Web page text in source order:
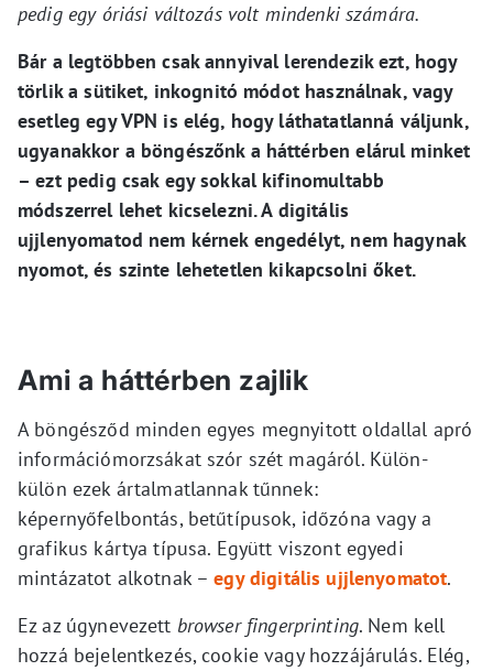
pedig egy óriási változás volt mindenki számára.
Bár a legtöbben csak annyival lerendezik ezt, hogy
törlik a sütiket, inkognitó módot használnak, vagy
esetleg egy VPN is elég, hogy láthatatlanná váljunk,
ugyanakkor a böngészőnk a háttérben elárul minket
– ezt pedig csak egy sokkal kifinomultabb
módszerrel lehet kicselezni. A digitális
ujjlenyomatod nem kérnek engedélyt, nem hagynak
nyomot, és szinte lehetetlen kikapcsolni őket.
Ami a háttérben zajlik
A böngésződ minden egyes megnyitott oldallal apró
információmorzsákat szór szét magáról. Külön-
külön ezek ártalmatlannak tűnnek:
képernyőfelbontás, betűtípusok, időzóna vagy a
grafikus kártya típusa. Együtt viszont egyedi
mintázatot alkotnak –egy digitális ujjlenyomatot.
Ez az úgynevezett browser fingerprinting. Nem kell
hozzá bejelentkezés, cookie vagy hozzájárulás. Elég,